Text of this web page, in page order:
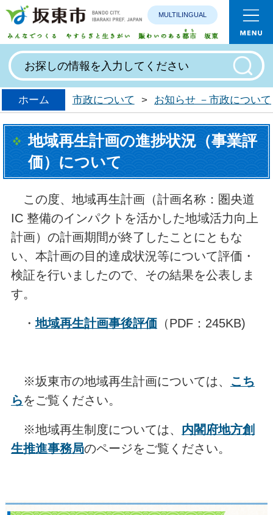
みんなで
MULTILINGUAL
ホーム 市政について > お知らせ －市政につい
地域再生計画の進捗状況（事業評
価）について
この度、地域再生計画（計画名称：圏央道
IC 整備のインパクトを活かした地域活力向上
計画）の計画期間が終了したことにともな
い、本計画の目的達成状況等について評価・
検証を行いましたので、その結果を公表しま
す。
・地域再生計画事後評価（PDF：245KB)
※坂東市の地域再生計画については、 こち
らをご覧ください。
※地域再生制度については、 内閣府地方創
生推進事務局のページをご覧ください。